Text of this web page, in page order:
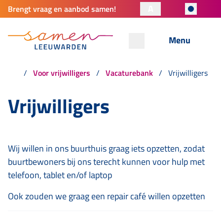
Brengt vraag en aanbod samen!
Menu
Voor vrijwilligers Vacaturebank Vrijwilligers
Vrijwilligers
Wij willen in ons buurthuis graag iets opzetten, zodat
buurtbewoners bij ons terecht kunnen voor hulp met
telefoon, tablet en/of laptop
Ook zouden we graag een repair café willen opzetten